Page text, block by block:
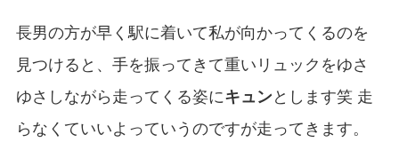
長男の方が早く駅に着いて私が向かってくるのを
見つけると、手を振ってきて重いリュックをゆさ
ゆさしながら走ってくる姿にキュンとします笑 走
らなくていいよっていうのですが走ってきます。